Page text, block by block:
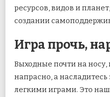
ресурсов, видов и
создании
Игра прочь,
Выходные почти на носу,
напрасно, а
легкими играми. Это